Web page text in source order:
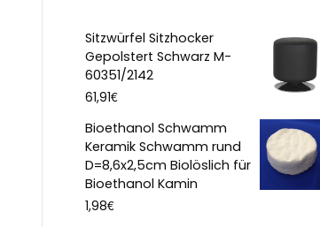
Sitzwürfel Sitzhocker
Gepolstert Schwarz M-
60351/2142
61,91€
Bioethanol Schwamm
Keramik Schwamm rund
D=8,6x2,5cm Biolöslich für
Bioethanol Kamin
1,98€